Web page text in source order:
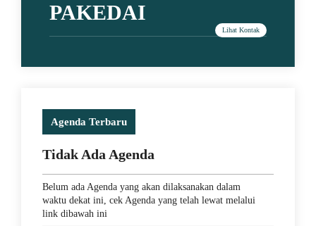
PAKEDAI
Agenda Terbaru
Tidak Ada Agenda
Belum ada Agenda yang akan dilaksanakan dalam
waktu dekat ini, cek Agenda yang telah lewat melalui
link dibawah ini